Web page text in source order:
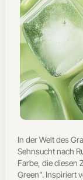
In der Welt des
Sehnsucht nach
Farbe, die diesen
Green”. Inspiriert